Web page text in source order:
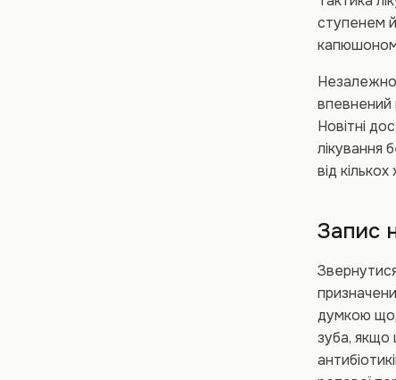
ступенем
капюшоном
Незалежно
впевнений
Новітні
лікування
від
Запис
думкою
зуба, якщо